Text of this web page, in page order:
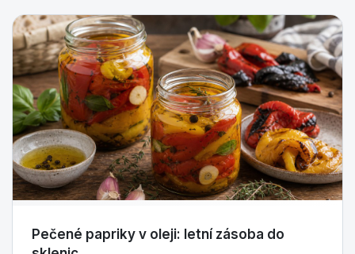
Pečené papriky v oleji: letní zásoba do